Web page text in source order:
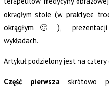
okrągłym stole (w praktyce
okrągłym 🙂 ), prezentacji
wykładach.
Artykuł podzielony jest na cztery
Część pierwsza skrótowo